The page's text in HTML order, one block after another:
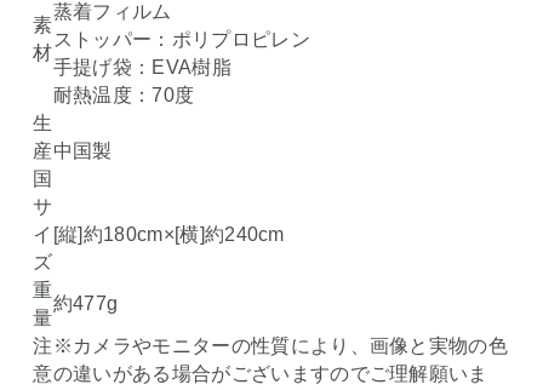
素
材
蒸着フィルム
ストッパー：ポリプロピレン
手提げ袋：EVA樹脂
耐熱温度：70度
生
産
国
中国製
サ
イ
ズ
[縦]約180cm×[横]約240cm
重
量
約477g
注
意
※カメラやモニターの性質により、画像と実物の色
の違いがある場合がございますのでご理解願いま